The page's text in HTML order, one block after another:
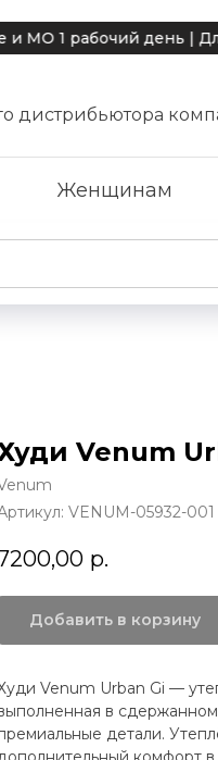
день | Для
дистрибьютора
Женщинам
Venum
VENUM-05932-001
р.
Добавить в корзину
Venum Urban Gi —
в
детали.